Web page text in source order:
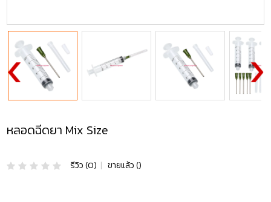
หลอดฉีดยา Mix Size
รีวิว (0) | ขายแล้ว ()